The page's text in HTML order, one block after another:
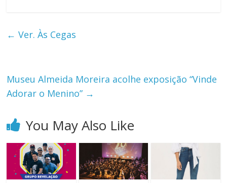
← Ver. Às Cegas
Museu Almeida Moreira acolhe exposição “Vinde
Adorar o Menino” →
You May Also Like